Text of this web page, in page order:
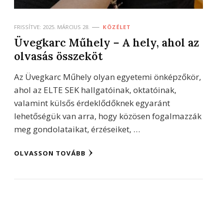
FRISSÍTVE: 2025. MÁRCIUS 28. KÖZÉLET
Üvegkarc Műhely – A hely, ahol az
olvasás összeköt
Az Üvegkarc Műhely olyan egyetemi önképzőkör,
ahol az ELTE SEK hallgatóinak, oktatóinak,
valamint külsős érdeklődőknek egyaránt
lehetőségük van arra, hogy közösen fogalmazzák
meg gondolataikat, érzéseiket, …
OLVASSON TOVÁBB